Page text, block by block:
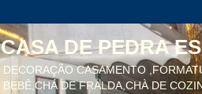
CASA DE PEDRA
DECORAÇÃO CASAMENTO
BEBÊ,CHÁ DE FRALDA,CHÀ DE